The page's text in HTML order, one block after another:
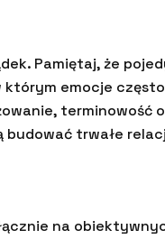
Pamiętaj, że
emocje
terminowość
trwałe
na